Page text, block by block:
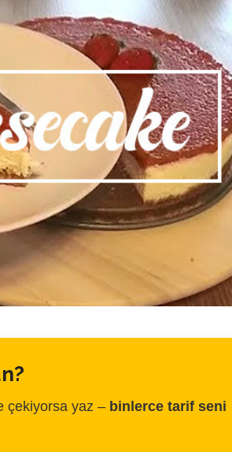
çekiyorsa yaz – binlerce tarif seni